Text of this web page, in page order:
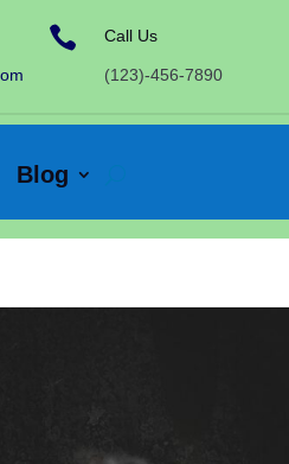
 Call Us
(123)-456-7890
Blog